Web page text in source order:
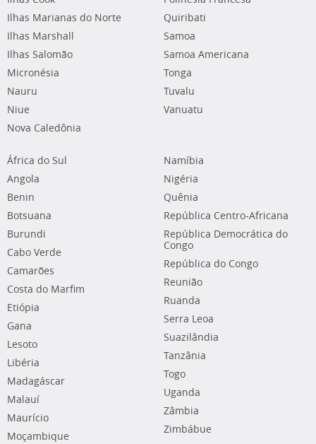
Ilhas Marianas do Norte
Ilhas Marshall
Ilhas Salomão
Micronésia
Nauru
Niue
Nova Caledônia
Quiribati
Samoa
Samoa Americana
Tonga
Tuvalu
Vanuatu
África do Sul
Angola
Benin
Botsuana
Burundi
Cabo Verde
Camarões
Costa do Marfim
Etiópia
Gana
Lesoto
Libéria
Madagáscar
Malauí
Maurício
Moçambique
Namíbia
Nigéria
Quênia
República Centro-Africana
República Democrática do
Congo
República do Congo
Reunião
Ruanda
Serra Leoa
Suazilândia
Tanzânia
Togo
Uganda
Zâmbia
Zimbábue